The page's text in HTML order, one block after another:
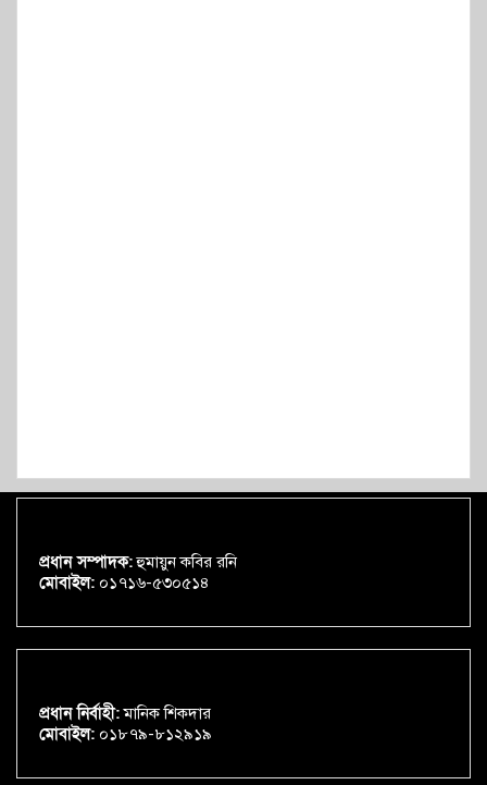
প্রধান সম্পাদক:হুমায়ুন কবির রনি
মোবাইল: ০১৭১৬-৫৩০৫১৪
প্রধান নির্বাহী:মানিক শিকদার
মোবাইল: ০১৮৭৯-৮১২৯১৯